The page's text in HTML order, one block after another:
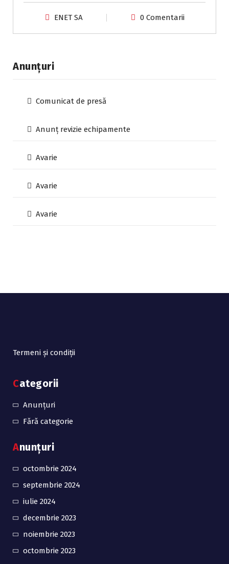
ENET SA 0 Comentarii
Anunțuri
Comunicat de presă
Anunț revizie echipamente
Avarie
Avarie
Avarie
Termeni și condiții
Categorii
Anunțuri
Fără categorie
Anunțuri
octombrie 2024
septembrie 2024
iulie 2024
decembrie 2023
noiembrie 2023
octombrie 2023